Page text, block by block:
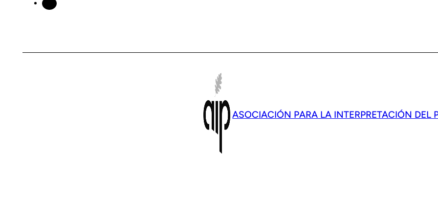
ASOCIACIÓN PARA LA INTERPRETACIÓN DEL